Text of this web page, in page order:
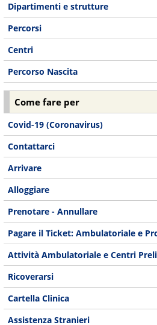
Dipartimenti e strutture
Percorsi
Centri
Percorso Nascita
Come fare per
Covid-19 (Coronavirus)
Contattarci
Arrivare
Alloggiare
Prenotare - Annullare
Pagare il Ticket: Ambulatoriale e
Attività Ambulatoriale e Centri
Ricoverarsi
Cartella Clinica
Assistenza Stranieri